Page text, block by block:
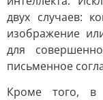
двух случаев:
изображение
для
письменное
Кроме того, в